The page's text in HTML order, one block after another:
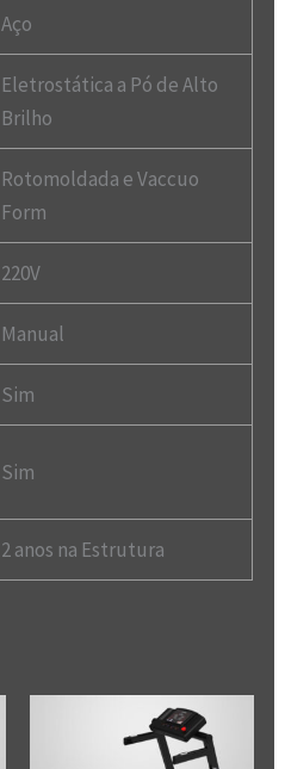
Aço
Eletrostática a Pó de Alto
Brilho
Rotomoldada e Vaccuo
Form
220V
Manual
Sim
Sim
2 anos na Estrutura